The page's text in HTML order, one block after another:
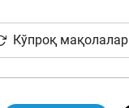
Кўпроқ мақолалар